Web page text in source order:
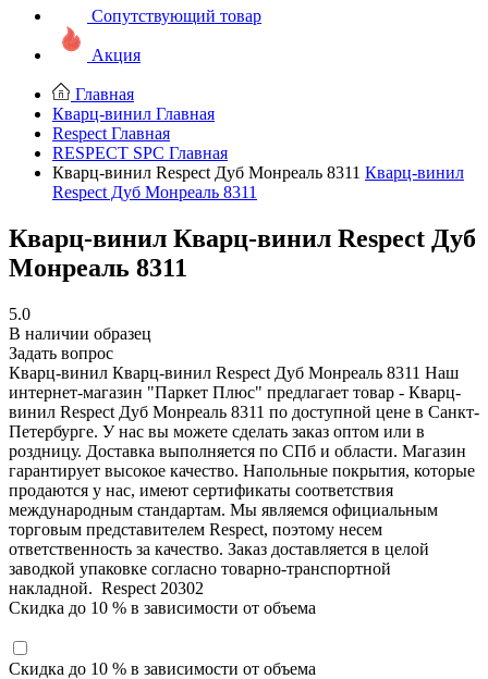
Сопутствующий товар
Акция
Главная
Кварц-винил Главная
Respect Главная
RESPECT SPC Главная
Кварц-винил Respect Дуб Монреаль 8311 Кварц-винил
Respect Дуб Монреаль 8311
Кварц-винил Кварц-винил Respect Дуб
Монреаль 8311
5.0
В наличии образец
Задать вопрос
Кварц-винил Кварц-винил Respect Дуб Монреаль 8311 Наш
интернет-магазин "Паркет Плюс" предлагает товар - Кварц-
винил Respect Дуб Монреаль 8311 по доступной цене в Санкт-
Петербурге. У нас вы можете сделать заказ оптом или в
роздницу. Доставка выполняется по СПб и области. Магазин
гарантирует высокое качество. Напольные покрытия, которые
продаются у нас, имеют сертификаты соответствия
международным стандартам. Мы являемся официальным
торговым представителем Respect, поэтому несем
ответственность за качество. Заказ доставляется в целой
заводкой упаковке согласно товарно-транспортной
накладной. Respect 20302
Скидка до 10 % в зависимости от объема
Скидка до 10 % в зависимости от объема